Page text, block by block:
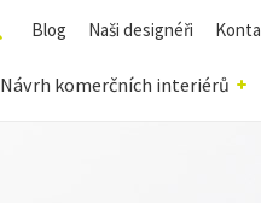
Návrh komerčních interiérů
Blog Naši designéři